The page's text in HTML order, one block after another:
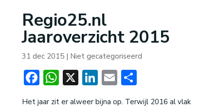
Regio25.nl
Jaaroverzicht 2015
31 dec 2015| Niet gecategoriseerd
Facebook
WhatsApp
X LinkedIn
EmailDelen
Het jaar zit er alweer bijna op. Terwijl 2016 al vlak